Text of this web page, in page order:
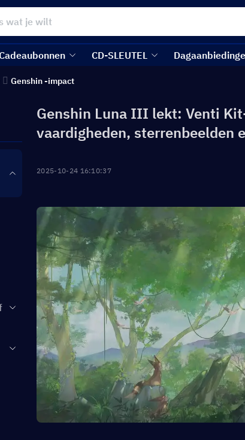
CD-SLEUTEL
Genshin -impact
Genshin Luna III lekt: Venti
vaardigheden, sterrenbeelden
2025-10-24 16:10:37